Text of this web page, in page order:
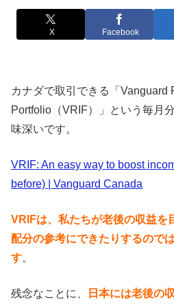
X Facebook
カナダで取引できる「Vanguard
Portfolio（VRIF）」という毎月
味深いです。
VRIF: An easy way to boost
before) | Vanguard Canada
VRIFは、私たちが老後の収益を
配分の参考にできたりするので
す。
残念なことに、
日本には老後の